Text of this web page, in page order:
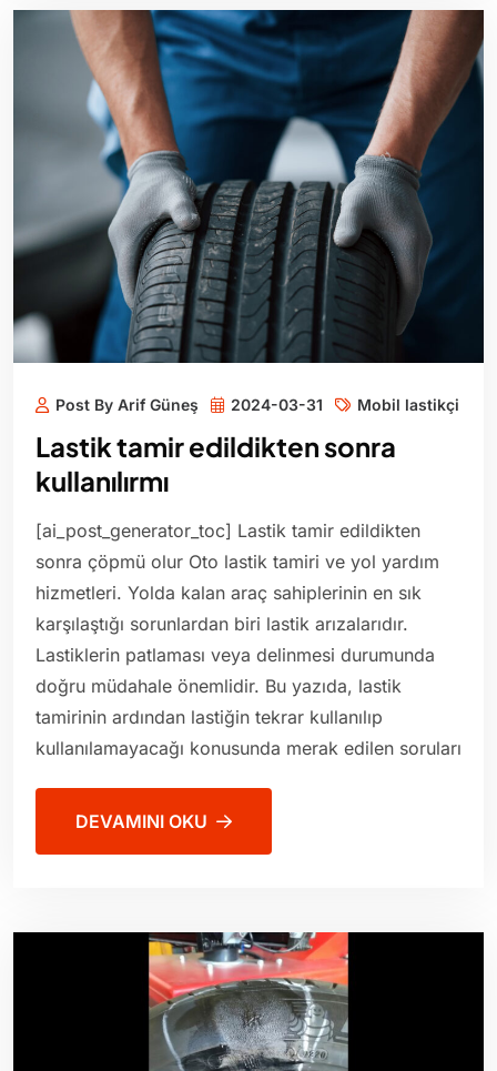
Post By Arif Güneş 2024-03-31 Mobil lastikçi
Lastik tamir edildikten sonra
kullanılırmı
[ai_post_generator_toc] Lastik tamir edildikten
sonra çöpmü olur Oto lastik tamiri ve yol yardım
hizmetleri. Yolda kalan araç sahiplerinin en sık
karşılaştığı sorunlardan biri lastik arızalarıdır.
Lastiklerin patlaması veya delinmesi durumunda
doğru müdahale önemlidir. Bu yazıda, lastik
tamirinin ardından lastiğin tekrar kullanılıp
kullanılamayacağı konusunda merak edilen soruları
DEVAMINI OKU